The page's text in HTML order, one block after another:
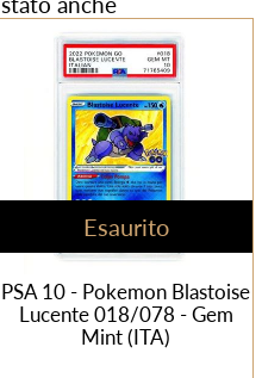
Esaurito
PSA 10 - Pokemon Blastoise
Lucente 018/078 - Gem
Mint (ITA)